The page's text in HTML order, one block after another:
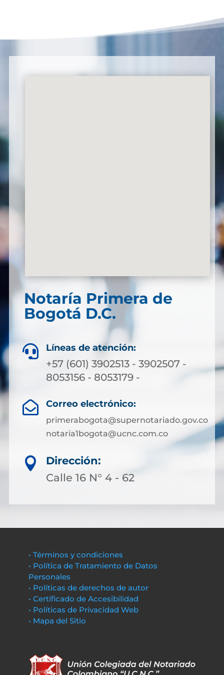
Notaría Primera de
Bogotá D.C.
 Líneas de atención:
+57 (601) 3902513 - 3902507 -
8053156 - 8053179 -
 Correo electrónico:
primerabogota@supernotariado.gov.co
notaria1bogota@ucnc.com.co

Dirección:
Calle 16 N° 4 - 62
• Términos y condiciones
• Política de Tratamiento de Datos
Personales
• Políticas de derechos de autor
• Certificado de Accesibilidad
• Políticas de Privacidad Web
• Mapa del Sitio